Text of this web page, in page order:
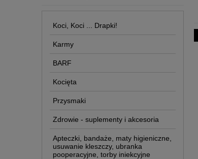
Koci, Koci ... Drapki!
Karmy
BARF
Kocięta
Przysmaki
Zdrowie - suplementy i akcesoria
Apteczki, bandaże, maty higieniczne,
usuwanie kleszczy, ubranka
pooperacyjne, torby iniekcyjne